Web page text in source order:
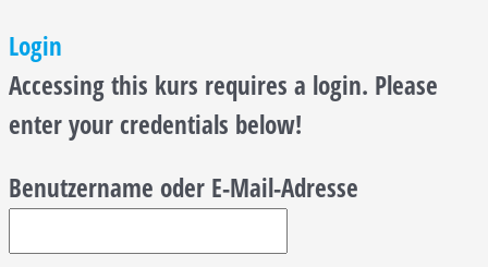
Login
Accessing this kurs requires a login. Please
enter your credentials below!
Benutzername oder E-Mail-Adresse